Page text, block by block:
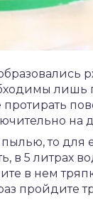
лишь
на
то
в 5 литрах
в нем
пройдите